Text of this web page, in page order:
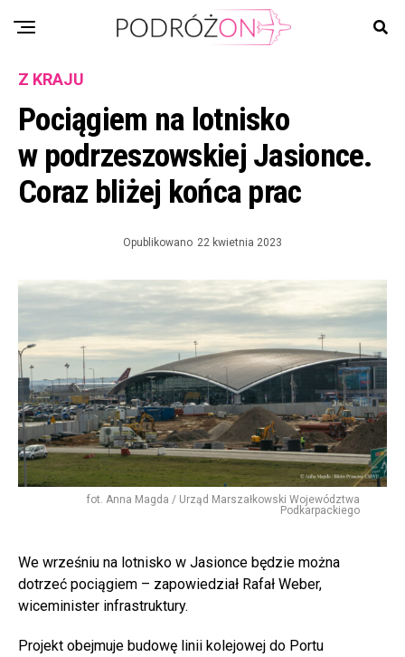
Z KRAJU
Pociągiem na lotnisko
w podrzeszowskiej Jasionce.
Coraz bliżej końca prac
Opublikowano 22 kwietnia 2023
fot. Anna Magda / Urząd Marszałkowski Województwa
Podkarpackiego
We wrześniu na lotnisko w Jasionce będzie można
dotrzeć pociągiem – zapowiedział Rafał Weber,
wiceminister infrastruktury.
Projekt obejmuje budowę linii kolejowej do Portu